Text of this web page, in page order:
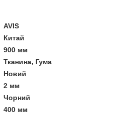
AVIS
Китай
900 мм
Тканина, Гума
Новий
2 мм
Чорний
400 мм